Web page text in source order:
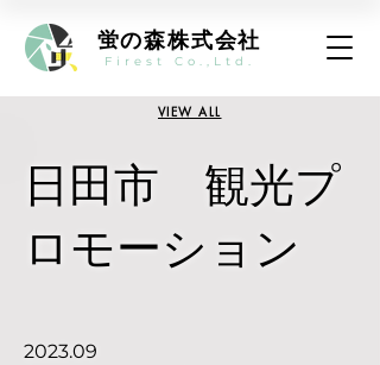
蛍の森株式会社
Firest Co.,Ltd.
VIEW ALL
日田市 観光プ
ロモーション
2023.09